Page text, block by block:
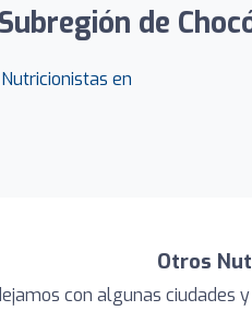
de
en
Otros
con algunas ciudades